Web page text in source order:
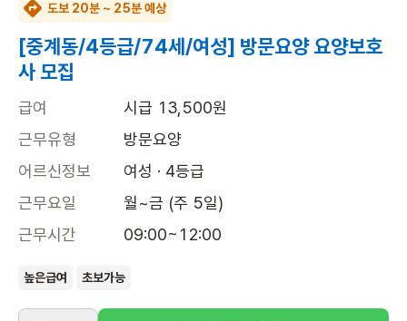
도보 20분 ~ 25분 예상
[중계동/4등급/74세/여성] 방문요양 요양보호
사 모집
급여
시급 13,500원
근무유형
방문요양
어르신정보
여성 · 4등급
근무요일
월~금 (주 5일)
근무시간
09:00~12:00
높은급여 초보가능